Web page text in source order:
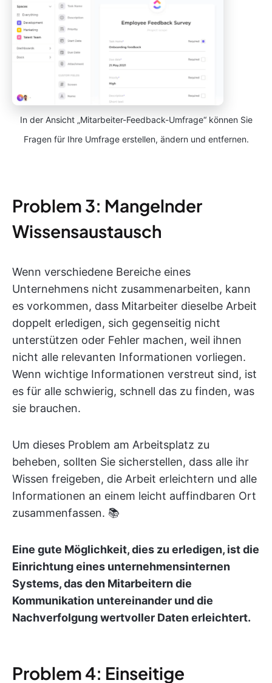
In der Ansicht „Mitarbeiter-Feedback-Umfrage“ können Sie
Fragen für Ihre Umfrage erstellen, ändern und entfernen.
Problem 3: Mangelnder
Wissensaustausch
Wenn verschiedene Bereiche eines
Unternehmens nicht zusammenarbeiten, kann
es vorkommen, dass Mitarbeiter dieselbe Arbeit
doppelt erledigen, sich gegenseitig nicht
unterstützen oder Fehler machen, weil ihnen
nicht alle relevanten Informationen vorliegen.
Wenn wichtige Informationen verstreut sind, ist
es für alle schwierig, schnell das zu finden, was
sie brauchen.
Um dieses Problem am Arbeitsplatz zu
beheben, sollten Sie sicherstellen, dass alle ihr
Wissen freigeben, die Arbeit erleichtern und alle
Informationen an einem leicht auffindbaren Ort
zusammenfassen. 📚
Eine gute Möglichkeit, dies zu erledigen, ist die
Einrichtung eines unternehmensinternen
Systems, das den Mitarbeitern die
Kommunikation untereinander und die
Nachverfolgung wertvoller Daten erleichtert.
Problem 4: Einseitige